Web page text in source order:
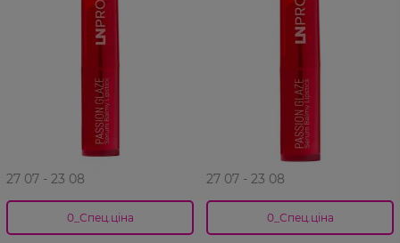
27 07 - 23 08
0_Спец.ціна
27 07 - 23 08
0_Спец.ціна